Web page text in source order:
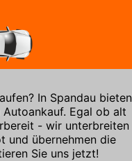
In Spandau bieten
Egal ob alt
- wir unterbreiten
und übernehmen die
Sie uns jetzt!